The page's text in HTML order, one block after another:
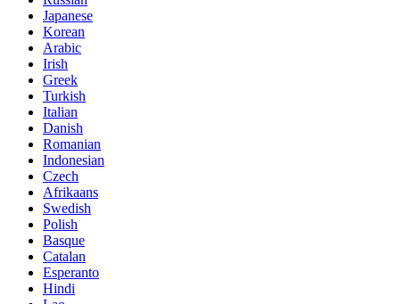
Japanese
Korean
Arabic
Irish
Greek
Turkish
Italian
Danish
Romanian
Indonesian
Czech
Afrikaans
Swedish
Polish
Basque
Catalan
Esperanto
Hindi